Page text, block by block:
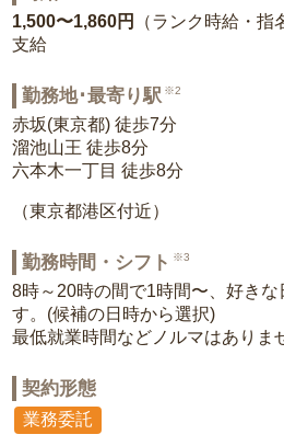
1,500〜1,860円
（ランク時給・
支給
勤務地･最寄り駅 ※2
赤坂(東京都) 徒歩7分
溜池山王 徒歩8分
六本木一丁目 徒歩8分
（東京都港区付近）
勤務時間・シフト ※3
8時～20時の間で1時間〜、好きな
す。(候補の日時から選択)
最低就業時間などノルマはありま
契約形態
業務委託